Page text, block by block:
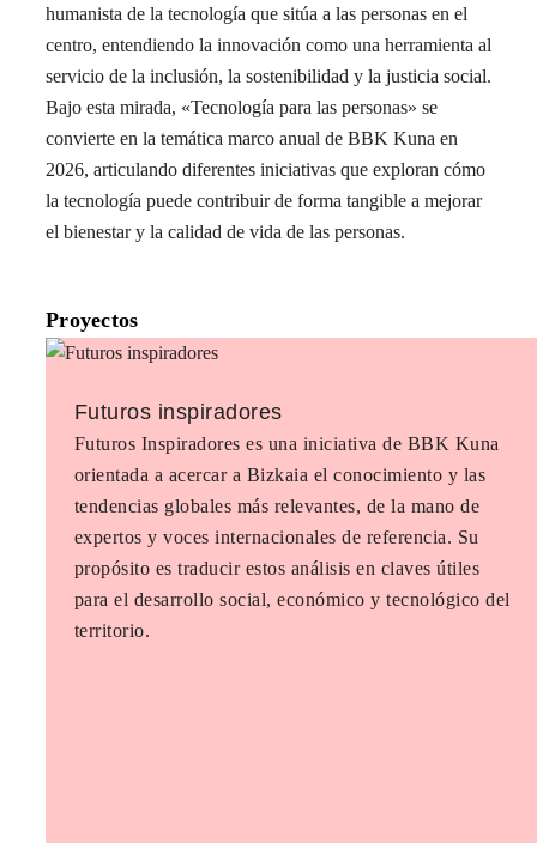
humanista de la tecnología que sitúa a las personas en el
centro, entendiendo la innovación como una herramienta al
servicio de la inclusión, la sostenibilidad y la justicia social.
Bajo esta mirada, «Tecnología para las personas» se
convierte en la temática marco anual de BBK Kuna en
2026, articulando diferentes iniciativas que exploran cómo
la tecnología puede contribuir de forma tangible a mejorar
el bienestar y la calidad de vida de las personas.
Proyectos
Futuros inspiradores
Futuros Inspiradores es una iniciativa de BBK Kuna
orientada a acercar a Bizkaia el conocimiento y las
tendencias globales más relevantes, de la mano de
expertos y voces internacionales de referencia. Su
propósito es traducir estos análisis en claves útiles
para el desarrollo social, económico y tecnológico del
territorio.